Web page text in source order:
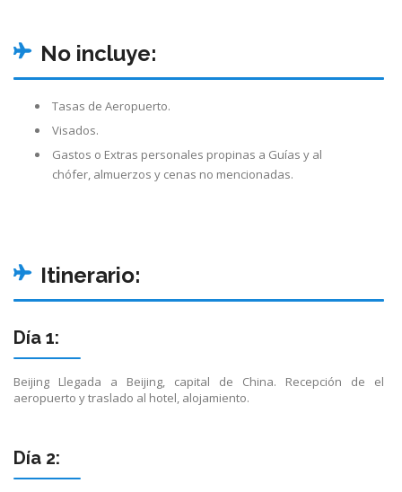
No incluye:
Tasas de Aeropuerto.
Visados.
Gastos o Extras personales propinas a Guías y al
chófer, almuerzos y cenas no mencionadas.
Itinerario:
Día 1:
Beijing Llegada a Beijing, capital de China. Recepción de el
aeropuerto y traslado al hotel, alojamiento.
Día 2: